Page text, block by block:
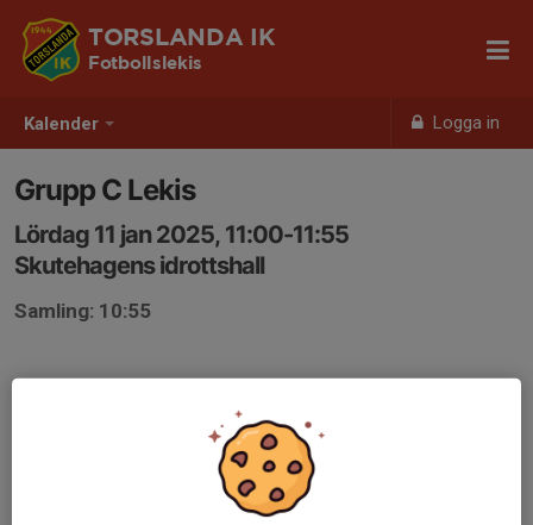
Kalender Logga in
TORSLANDA IK
Fotbollslekis
Grupp C Lekis
Lördag 11 jan 2025, 11:00-11:55
Skutehagens idrottshall
Samling: 10:55